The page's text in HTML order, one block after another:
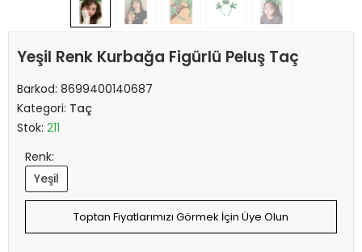
Yeşil Renk Kurbağa Figürlü Peluş Taç
Barkod: 8699400140687
Kategori: Taç
Stok: 211
Renk:
Yeşil
Toptan Fiyatlarımızı Görmek İçin Üye Olun